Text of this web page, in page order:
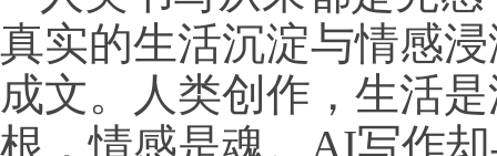
真实的生活沉淀与情感
成文。人类创作，生活
根，情感是魂。AI写作